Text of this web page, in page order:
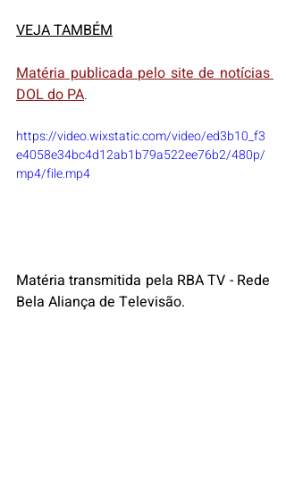
VEJA TAMBÉM
Matéria publicada pelo site de notícias
DOL do PA.
https://video.wixstatic.com/video/ed3b10_f3
e4058e34bc4d12ab1b79a522ee76b2/480p/
mp4/file.mp4
Matéria transmitida pela RBA TV - Rede
Bela Aliança de Televisão.